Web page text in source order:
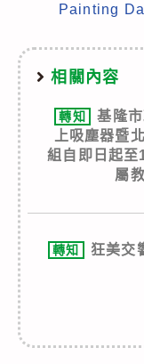
Painting
相關內容
轉知
基隆
上吸塵器暨
組自即日起
屬
轉知
狂美交